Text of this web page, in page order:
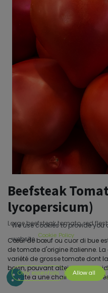
Beefsteak
lycopersicum)
Large beefsteak tomato, red
Cœur de bœuf ou cuor di bue
de tomate d'origine italienne.
variété de grosse tomate dont
bovin, pouvant atteindre un
tomate a une chair rouge
We use cookies to provide you
website. Cookie Policy
Only essentials Allow all